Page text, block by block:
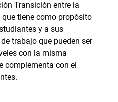
Transición entre la
tiene como propósito
y a sus
trabajo que pueden ser
con la misma
complementa con el